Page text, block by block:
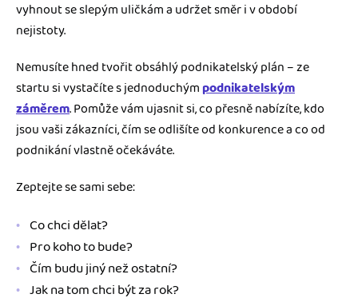
vyhnout se slepým uličkám a udržet směr i v období
nejistoty.
Nemusíte hned tvořit obsáhlý podnikatelský plán – ze
startu si vystačíte s jednoduchým podnikatelským
záměrem. Pomůže vám ujasnit si, co přesně nabízíte, kdo
jsou vaši zákazníci, čím se odlišíte od konkurence a co od
podnikání vlastně očekáváte.
Zeptejte se sami sebe:
Co chci dělat?
Pro koho to bude?
Čím budu jiný než ostatní?
Jak na tom chci být za rok?